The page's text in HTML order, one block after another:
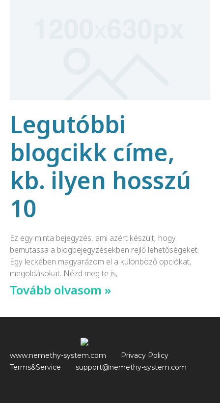
Legutóbbi
blogcikk címe,
kb. ilyen hosszú
10
Ez egy minta bejegyzés, ami azért készült, hogy
bemutassa a blogbejegyzésekben rejlő lehetőségeket.
Egy leckében magyarázom el a különböző opciókat,
megoldásokat. Nézd meg te is,
Tovább olvasom »
www.nemethy-system.com
Privacy Policy
Terms&Service
support@nemethy-system.com